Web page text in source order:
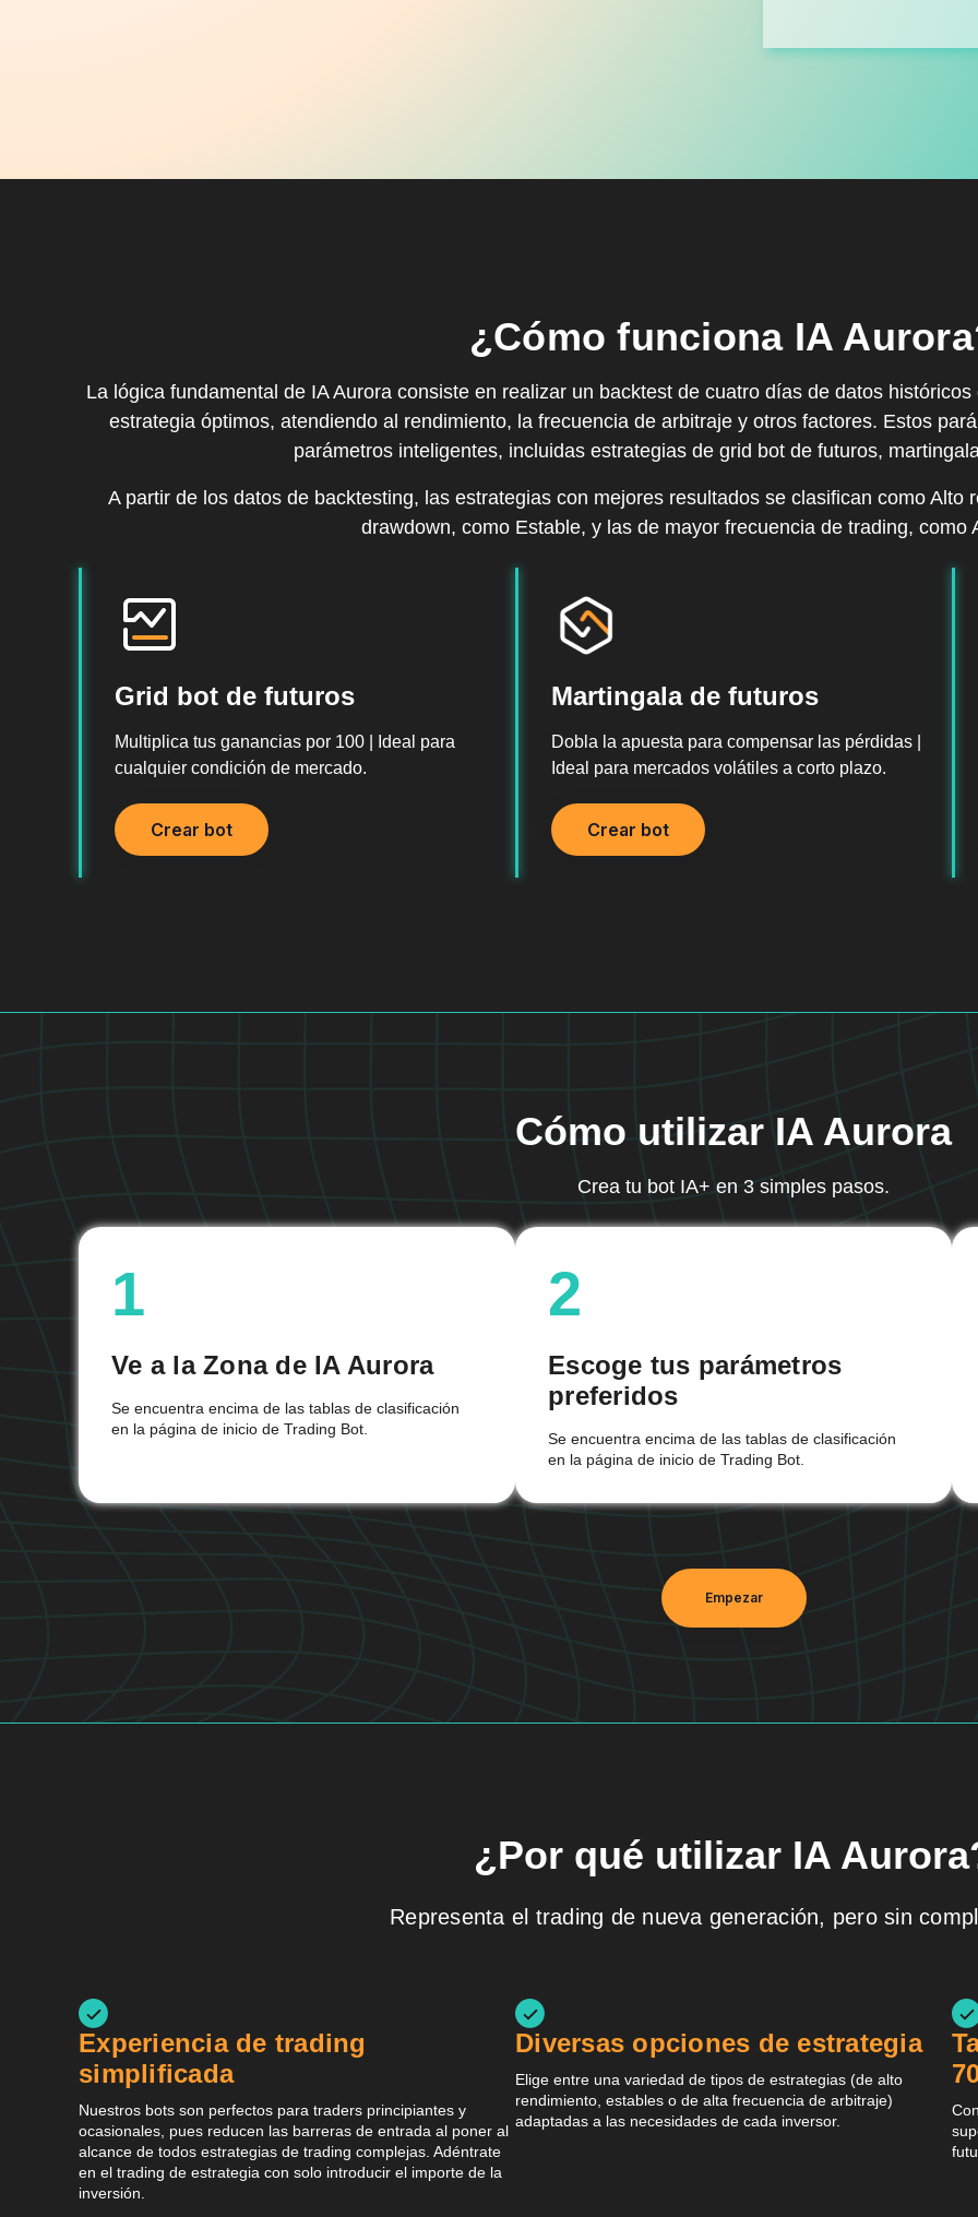
¿Cómo funciona IA
La lógica fundamental de IA Aurora consiste en realizar un backtest de cuatro días de datos
estrategia óptimos, atendiendo al rendimiento, la frecuencia de arbitraje y otros factores. Estos
parámetros inteligentes, incluidas estrategias de grid bot de futuros,
A partir de los datos de backtesting, las estrategias con mejores resultados se clasifican como Alto
drawdown, como Estable, y las de mayor frecuencia de trading, como
Grid bot de futuros
Multiplica tus ganancias por 100 | Ideal para
cualquier condición de mercado.
Crear bot
Martingala de futuros
Dobla la apuesta para compensar las pérdidas |
Ideal para mercados volátiles a corto plazo.
Crear bot
Cómo utilizar IA Aurora
Crea tu bot IA+ en 3 simples pasos.
1
Ve a la Zona de IA Aurora
Se encuentra encima de las tablas de clasificación
en la página de inicio de Trading Bot.
2
Escoge tus parámetros
preferidos
Se encuentra encima de las tablas de clasificación
en la página de inicio de Trading Bot.
Empezar
¿Por qué utilizar IA
Representa el trading de nueva generación, pero sin
Experiencia de trading
simplificada
Nuestros bots son perfectos para traders principiantes y
ocasionales, pues reducen las barreras de entrada al poner al
alcance de todos estrategias de trading complejas. Adéntrate
en el trading de estrategia con solo introducir el importe de la
inversión.
Diversas opciones de estrategia
Elige entre una variedad de tipos de estrategias (de alto
rendimiento, estables o de alta frecuencia de arbitraje)
adaptadas a las necesidades de cada inversor.